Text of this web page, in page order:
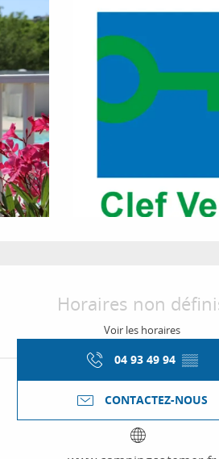
Ouverture
Horaires non
Voir les horaires
04 93 49 94 ▒▒
CONTACTEZ-NOUS